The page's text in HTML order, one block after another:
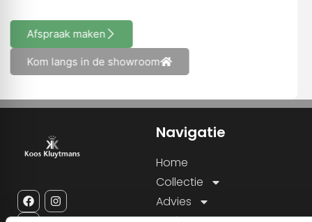
Afspraak maken
Kom langs in de showroom
Navigatie
Home
Collectie
Advies